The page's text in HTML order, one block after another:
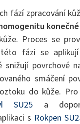
fází zpracování
Proces se
fázi se aplikují
snižují povrchové
smáčení
do kůže.
SU25 a
s Rokpen